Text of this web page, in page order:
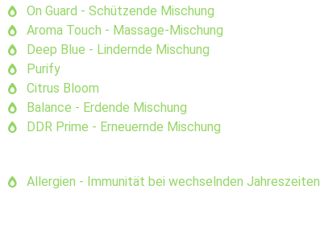
On Guard - Schützende Mischung
Aroma Touch - Massage-Mischung
Deep Blue - Lindernde Mischung
Purify
Citrus Bloom
Balance - Erdende Mischung
DDR Prime - Erneuernde Mischung
Allergien - Immunität bei wechselnden Jahreszeiten